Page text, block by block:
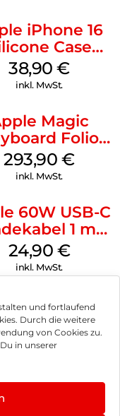
und fortlaufend
Durch die weitere
von Cookies zu.
in unserer
iPhone 16
Case
MagSafe
Ultramarine
38,90€
inkl. MwSt.
Magic
Folio
10.9″ (10.Gen.)
Weiß
293,90€
inkl. MwSt.
60W USB-C
1 m
Weiß
24,90 €
inkl. MwSt.